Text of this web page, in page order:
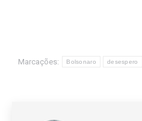
Marcações: Bolsonaro desespero